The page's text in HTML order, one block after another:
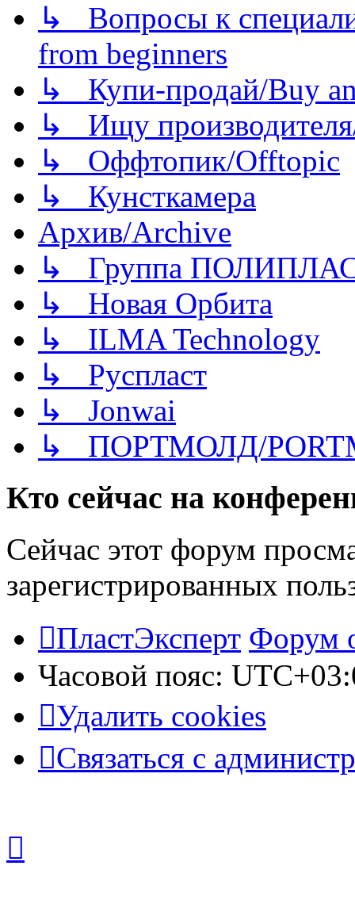
↳ Вопросы к
from beginners
↳ Купи-продай/Buy
↳ Ищу
↳ Оффтопик/Offtopic
↳ Кунсткамера
Архив/Archive
↳ Группа
↳ Новая Орбита
↳ ILMA Technology
↳ Руспласт
↳ Jonwai
↳ ПОРТМОЛД/
Кто сейчас на
Сейчас этот форум
зарегистрированных
ПластЭксперт Форум
Часовой пояс:
Удалить cookies
Связаться с